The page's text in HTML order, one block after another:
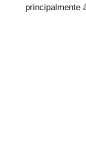
principalmente